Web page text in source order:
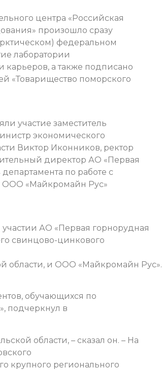
центра «Российская
произошло сразу
федеральном
лаборатории
карьеров, а также подписано
«Товарищество поморского
участие заместитель
экономического
Виктор Иконников, ректор
директор АО «Первая
по работе с
ООО «Майкромайн Рус»
АО «Первая горнорудная
свинцово-цинкового
области, и ООО «Майкромайн Рус».
обучающихся по
подчеркнул в
области, – сказал он. – На
крупного регионального